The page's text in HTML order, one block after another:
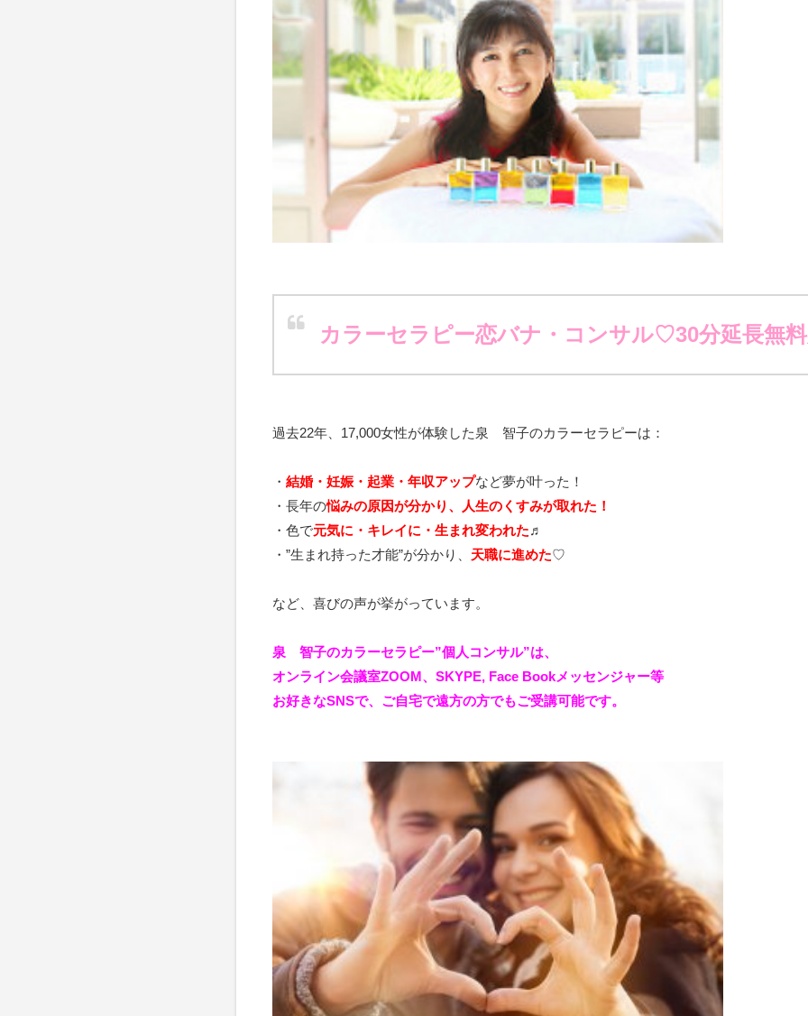
カラーセラピー恋バナ・コンサル♡30分延長無
過去22年、17,000女性が体験した泉 智子のカラーセラピーは：
・ 結婚・妊娠・起業・年収アップなど夢が叶った！
・長年の悩みの原因が分かり、人生のくすみが取れた！
・色で元気に・キレイに・生まれ変われた♬
・”生まれ持った才能”が分かり、 天職に進めた♡
など、喜びの声が挙がっています。
泉 智子のカラーセラピー”個人コンサル”は、
オンライン会議室ZOOM、SKYPE, Face Bookメッセンジャー等
お好きなSNSで、ご自宅で遠方の方でもご受講可能です。